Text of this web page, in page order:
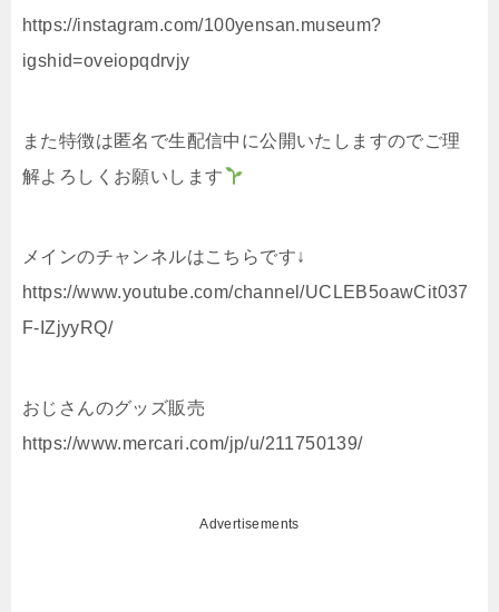
https://instagram.com/100yensan.museum?
igshid=oveiopqdrvjy
また特徴は匿名で生配信中に公開いたしますのでご理
解よろしくお願いします
メインのチャンネルはこちらです↓
https://www.youtube.com/channel/UCLEB5oawCit037
F-IZjyyRQ/
おじさんのグッズ販売
https://www.mercari.com/jp/u/211750139/
Advertisements